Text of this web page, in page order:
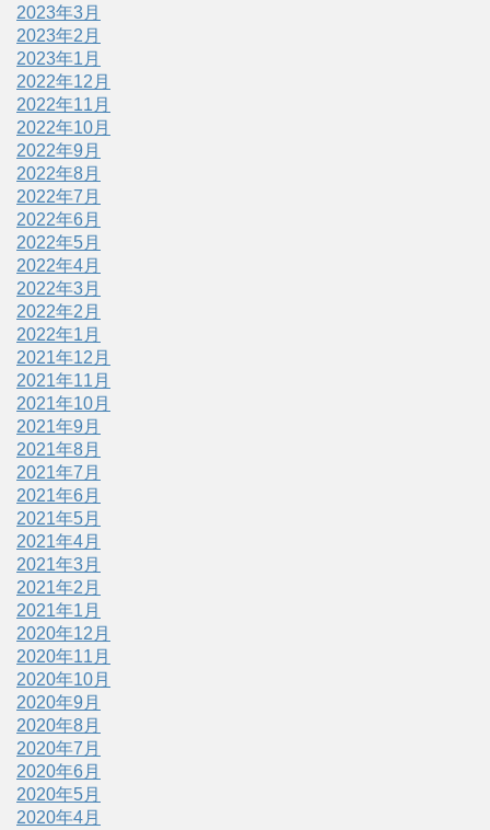
2023年3月
2023年2月
2023年1月
2022年12月
2022年11月
2022年10月
2022年9月
2022年8月
2022年7月
2022年6月
2022年5月
2022年4月
2022年3月
2022年2月
2022年1月
2021年12月
2021年11月
2021年10月
2021年9月
2021年8月
2021年7月
2021年6月
2021年5月
2021年4月
2021年3月
2021年2月
2021年1月
2020年12月
2020年11月
2020年10月
2020年9月
2020年8月
2020年7月
2020年6月
2020年5月
2020年4月